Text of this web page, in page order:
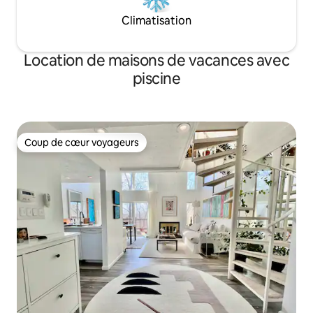
Climatisation
Location de maisons de vacances avec
piscine
Coup de cœur voyageurs
Coup de cœur voyageurs